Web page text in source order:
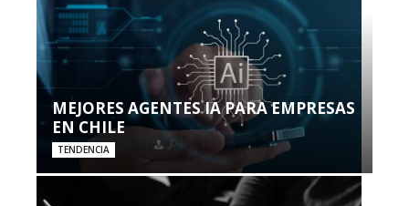
MEJORES AGENTES IA PARA EMPRESAS
EN CHILE
TENDENCIA